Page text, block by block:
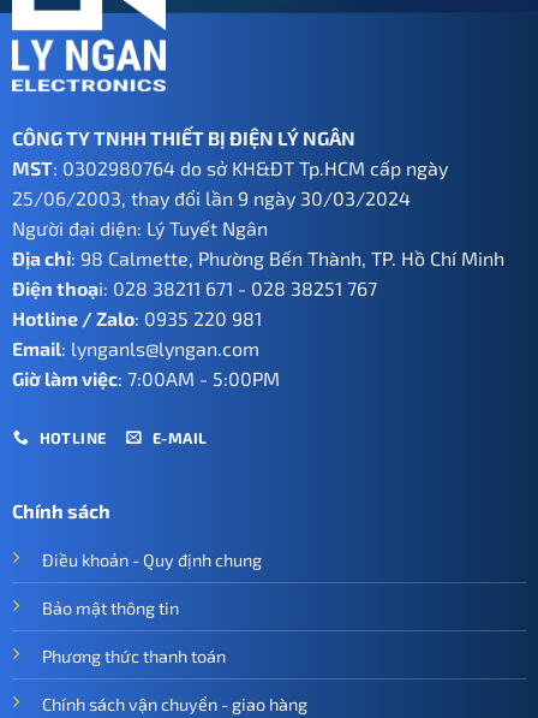
CÔNG TY TNHH THIẾT BỊ ĐIỆN LÝ NGÂN
MST: 0302980764 do sở KH&ĐT Tp.HCM cấp ngày
25/06/2003, thay đổi lần 9 ngày 30/03/2024
Người đại diện: Lý Tuyết Ngân
Địa chỉ: 98 Calmette, Phường Bến Thành, TP. Hồ Chí Minh
Điện thoại: 028 38211 671 - 028 38251 767
Hotline / Zalo: 0935 220 981
Email: lynganls@lyngan.com
Giờ làm việc: 7:00AM - 5:00PM
HOTLINE E-MAIL
Chính sách
Điều khoản - Quy định chung
Bảo mật thông tin
Phương thức thanh toán
Chính sách vận chuyển - giao hàng